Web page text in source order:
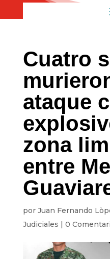
Cuatro
ataque
zona
entre
por Juan Fernando
Judiciales | 0